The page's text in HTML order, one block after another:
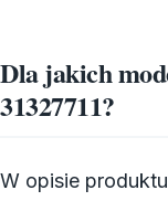
Dla jakich
31327711?
W opisie